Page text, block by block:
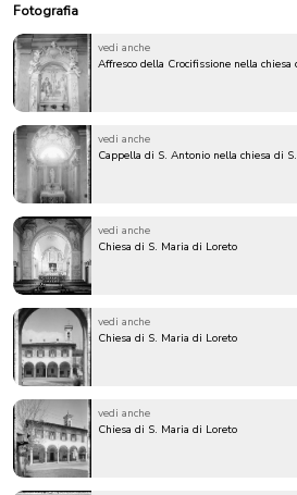
Fotografia
vedi anche
Affresco della Crocifissione nella
vedi anche
Cappella di S. Antonio nella chiesa di
vedi anche
Chiesa di S. Maria di Loreto
vedi anche
Chiesa di S. Maria di Loreto
vedi anche
Chiesa di S. Maria di Loreto